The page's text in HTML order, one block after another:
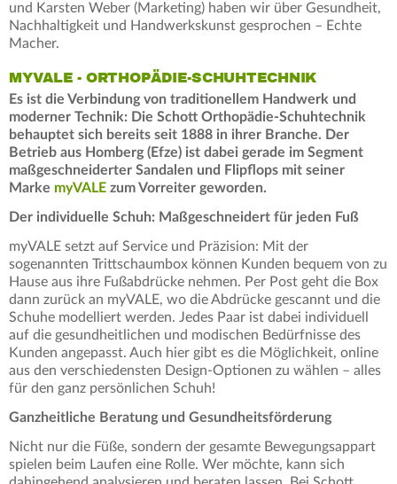
und Karsten Weber (Marketing) haben wir über Gesundheit,
Nachhaltigkeit und Handwerkskunst gesprochen – Echte
Macher.
MYVALE - ORTHOPÄDIE-SCHUHTECHNIK
Es ist die Verbindung von traditionellem Handwerk und
moderner Technik: Die Schott Orthopädie-Schuhtechnik
behauptet sich bereits seit 1888 in ihrer Branche. Der
Betrieb aus Homberg (Efze) ist dabei gerade im Segment
maßgeschneiderter Sandalen und Flipflops mit seiner
Marke myVALE zum Vorreiter geworden.
Der individuelle Schuh: Maßgeschneidert für jeden Fuß
myVALE setzt auf Service und Präzision: Mit der
sogenannten Trittschaumbox können Kunden bequem von zu
Hause aus ihre Fußabdrücke nehmen. Per Post geht die Box
dann zurück an myVALE, wo die Abdrücke gescannt und die
Schuhe modelliert werden. Jedes Paar ist dabei individuell
auf die gesundheitlichen und modischen Bedürfnisse des
Kunden angepasst. Auch hier gibt es die Möglichkeit, online
aus den verschiedensten Design-Optionen zu wählen – alles
für den ganz persönlichen Schuh!
Ganzheitliche Beratung und Gesundheitsförderung
Nicht nur die Füße, sondern der gesamte Bewegungsappart
spielen beim Laufen eine Rolle. Wer möchte, kann sich